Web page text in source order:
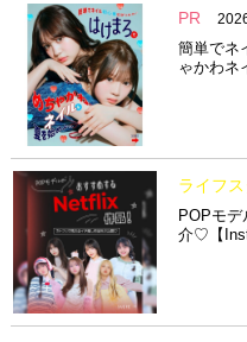
PR
簡単でネ
ゃかわネ
ライフ
POPモ
介♡【